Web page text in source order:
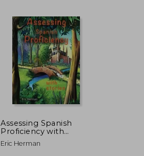
Assessing Spanish
Proficiency with
Stories
Eric Herman